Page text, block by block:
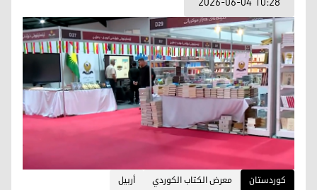
کوردستان معرض الكتاب الكوردي أربيل